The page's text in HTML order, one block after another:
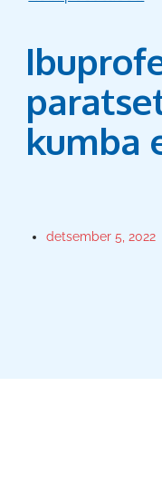
kumba
detsember 5, 2022